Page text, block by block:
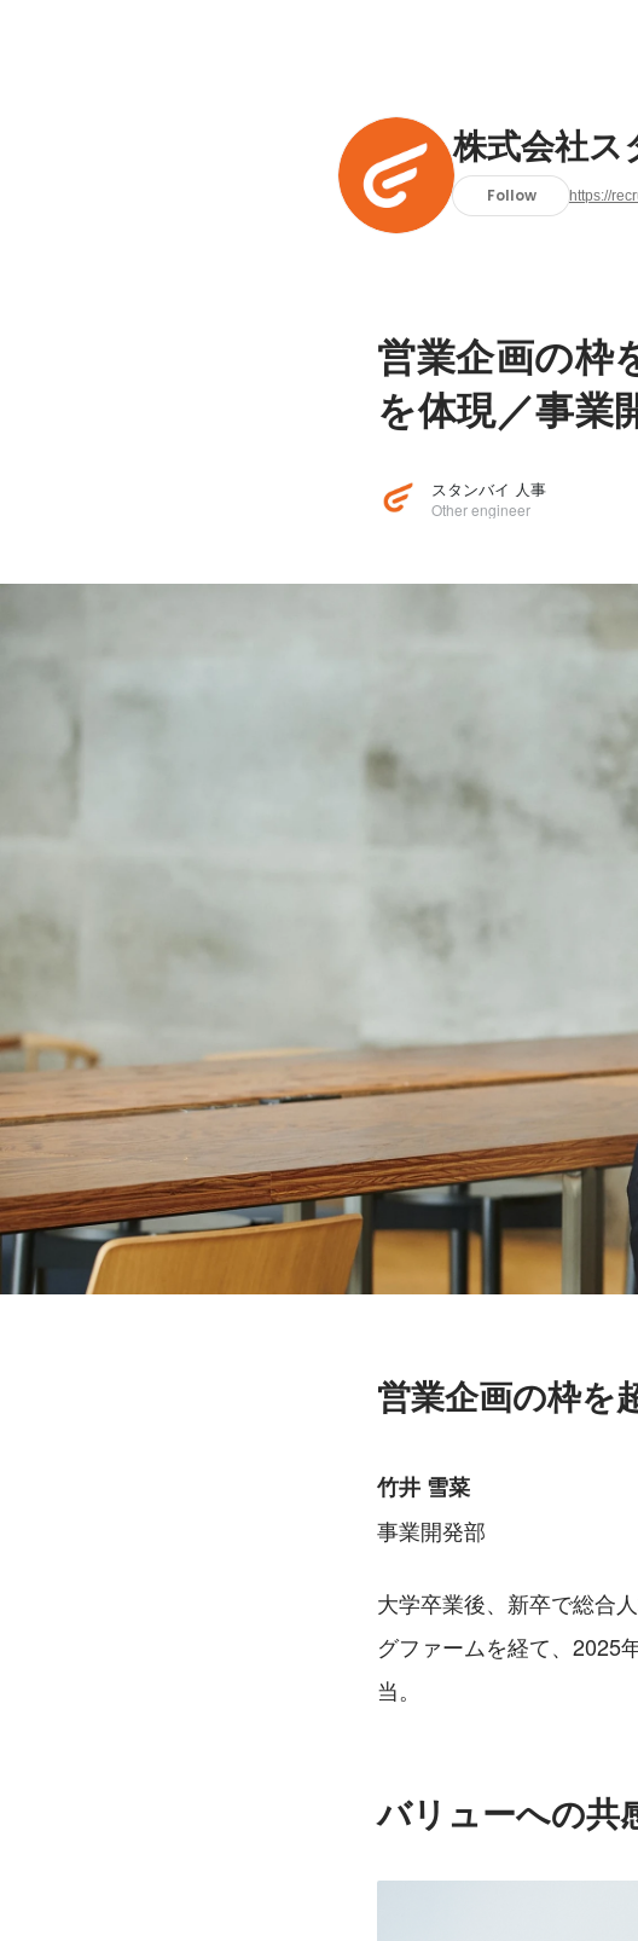
株式会社ス
Follow https://
営業企画の枠
を体現／事業
スタンバイ 人事
Other engineer
営業企画の枠を
竹井 雪菜
事業開発部
大学卒業後、新卒で総合
グファームを経て、2025
当。
バリューへの共